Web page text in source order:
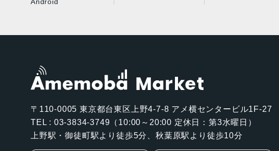
Android
〒110-0005 東京都台東区上野4-7-8 アメ横センタービル1F-27
TEL : 03-3834-3749（10:00～20:00 定休日：第3水曜日）
上野駅・御徒町駅より徒歩5分、秋葉原駅より徒歩10分